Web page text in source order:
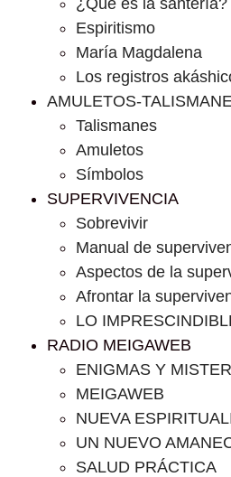
¿Que es la santería?
Espiritismo
María Magdalena
Los registros
AMULETOS-
Talismanes
Amuletos
Símbolos
SUPERVIVENCIA
Sobrevivir
Manual de
Aspectos de la
Afrontar la
LO
RADIO MEIGAWEB
ENIGMAS Y
MEIGAWEB
NUEVA
UN NUEVO
SALUD PRÁCTICA